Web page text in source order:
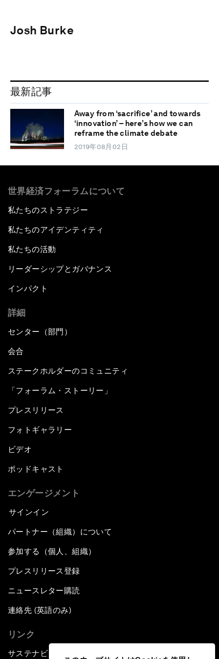
Josh Burke
最新記事
Away from ‘sacrifice’ and towards
‘innovation’ – here’s how we can
reframe the climate debate
2019年08月02日
世界経済フォーラムについて
私たちのストラテジー
私たちのアイデンティティ
私たちの活動
リーダーシップとガバナンス
インパクト
詳細
センター（部門）
会合
ステークホルダーのコミュニティ
「フォーラム・ストーリー」
プレスリリース
フォトギャラリー
ビデオ
ポッドキャスト
エンゲージメント
サインイン
パートナー（組織）について
参加する（個人、組織）
プレスリリース登録
ニュースレター購読
連絡先 (英語のみ)
リンク
サステナビリティへの取り組み